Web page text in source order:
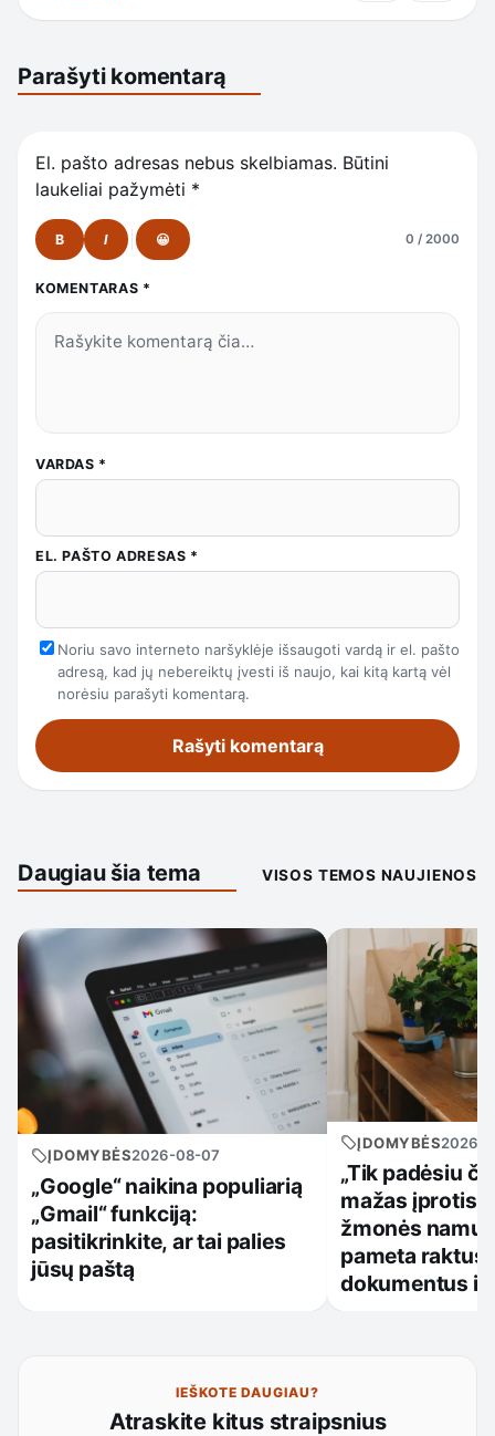
Parašyti komentarą
El. pašto adresas nebus skelbiamas. Būtini
laukeliai pažymėti *
B I 😀 0 / 2000
KOMENTARAS *
VARDAS *
EL. PAŠTO ADRESAS *
Noriu savo interneto naršyklėje išsaugoti vardą ir el. pašto
adresą, kad jų nebereiktų įvesti iš naujo, kai kitą kartą vėl
norėsiu parašyti komentarą.
Daugiau šia tema VISOS TEMOS NAUJIENOS
ĮDOMYBĖS2026-08-07
„Google“ naikina populiarią
„Gmail“ funkciją:
pasitikrinkite, ar tai palies
jūsų paštą
ĮDOMYBĖS2026-
„Tik padėsiu
mažas įprotis,
žmonės
pameta raktus,
dokumentus ir
IEŠKOTE DAUGIAU?
Atraskite kitus straipsnius